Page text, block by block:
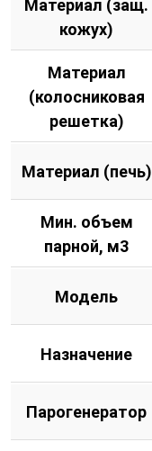
Материал (защ.
кожух)
Материал
(колосниковая
решетка)
Материал (печь)
Мин. объем
парной, м3
Модель
Назначение
Парогенератор